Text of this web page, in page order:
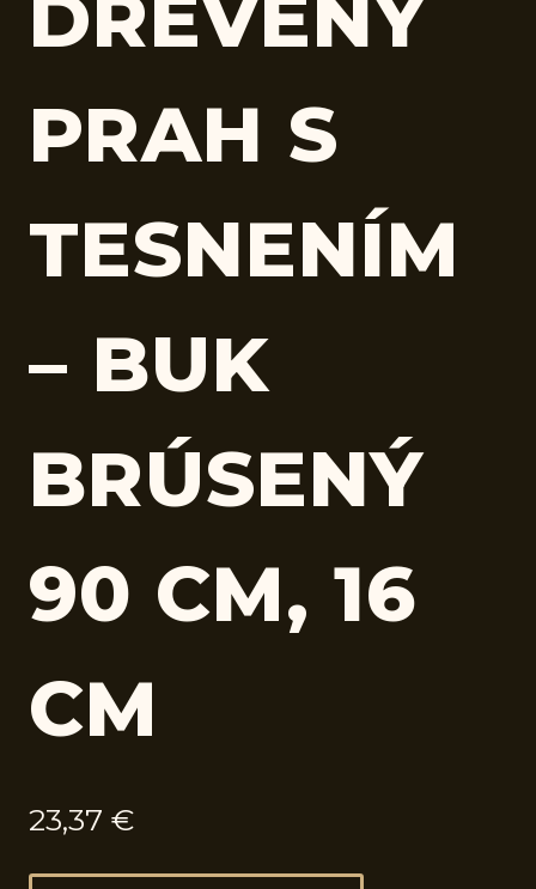
DREVENÝ
PRAH S
TESNENÍM
– BUK
BRÚSENÝ
90 CM, 16
CM
23,37 €